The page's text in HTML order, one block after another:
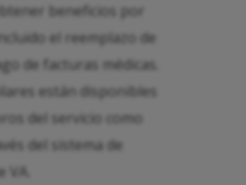
beneficios por
el reemplazo de
de facturas médicas.
están disponibles
del servicio como
del sistema de
VA.